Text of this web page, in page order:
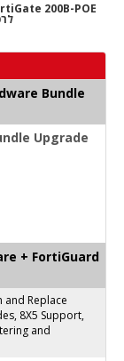
Bundle
Upgrade
+ FortiGuard
and Replace
8X5 Support,
and